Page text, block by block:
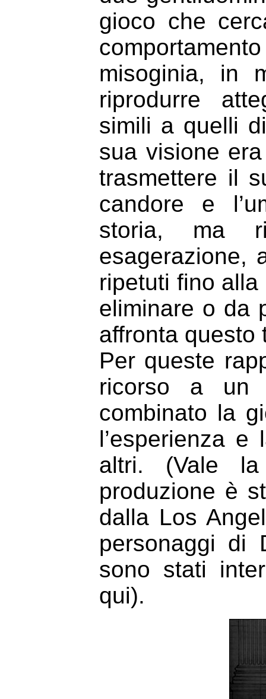
gioco che
misoginia, in
riprodurre
simili a quelli
sua visione
trasmettere il
candore e
storia, ma
esagerazione,
ripetuti fino
eliminare o da
affronta questo
Per queste
ricorso a un
combinato la
l’esperienza
altri. (Vale la
produzione è
dalla Los
personaggi di
sono stati
qui).